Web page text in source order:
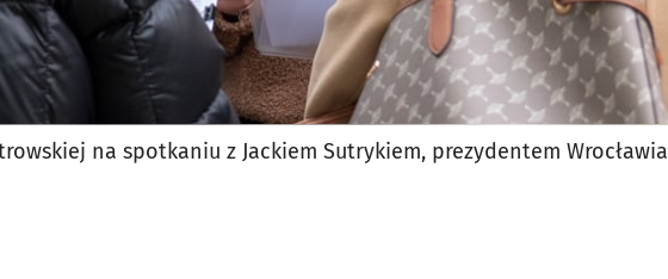
na spotkaniu z Jackiem Sutrykiem, prezydentem Wrocławia